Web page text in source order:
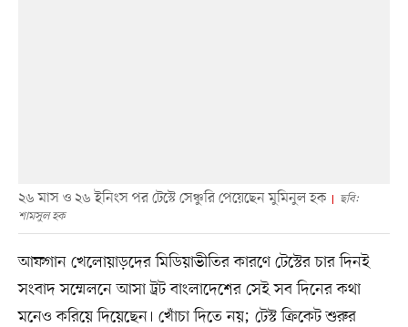
২৬ মাস ও ২৬ ইনিংস পর টেস্টে সেঞ্চুরি পেয়েছেন মুমিনুল হক
ছবি:
শামসুল হক
আফগান খেলোয়াড়দের মিডিয়াভীতির কারণে টেস্টের চার দিনই
সংবাদ সম্মেলনে আসা ট্রট বাংলাদেশের সেই সব দিনের কথা
মনেও করিয়ে দিয়েছেন। খোঁচা দিতে নয়; টেস্ট ক্রিকেট শুরুর